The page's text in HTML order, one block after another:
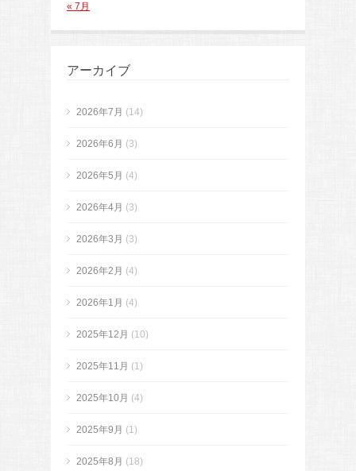
« 7月
アーカイブ
2026年7月 (14)
2026年6月 (3)
2026年5月 (4)
2026年4月 (3)
2026年3月 (3)
2026年2月 (4)
2026年1月 (4)
2025年12月 (10)
2025年11月 (1)
2025年10月 (4)
2025年9月 (1)
2025年8月 (18)